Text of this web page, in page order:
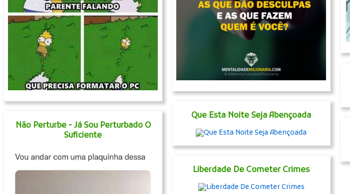
Não Perturbe - Já Sou Perturbado O
Suficiente
Que Esta Noite Seja Abençoada
Liberdade De Cometer Crimes